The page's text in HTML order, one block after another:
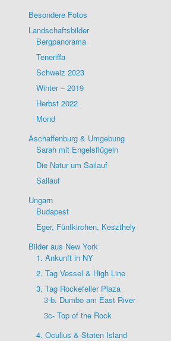
Besondere Fotos
Landschaftsbilder
Bergpanorama
Teneriffa
Schweiz 2023
Winter – 2019
Herbst 2022
Mond
Aschaffenburg & Umgebung
Sarah mit Engelsflügeln
Die Natur um Sailauf
Sailauf
Ungarn
Budapest
Eger, Fünfkirchen, Keszthely
Bilder aus New York
1. Ankunft in NY
2. Tag Vessel & High Line
3. Tag Rockefeller Plaza
3-b. Dumbo am East River
3c- Top of the Rock
4. Ocullus & Staten Island